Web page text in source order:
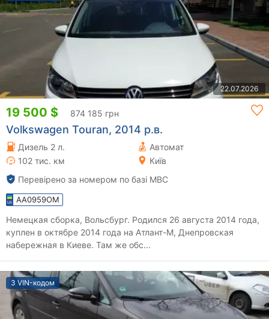
22.07.2026
19 500 $ 874 185 грн
Volkswagen Touran, 2014 р.в.
Дизель 2 л.
Автомат
102 тис. км
Київ
Перевірено за номером по базі МВС
AA0959OM
Немецкая сборка, Вольсбург. Родился 26 августа 2014 года,
куплен в октябре 2014 года на Атлант-М, Днепровская
набережная в Киеве. Там же обс...
З VIN-кодом